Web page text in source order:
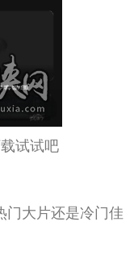
试试吧
门大片还是冷门佳